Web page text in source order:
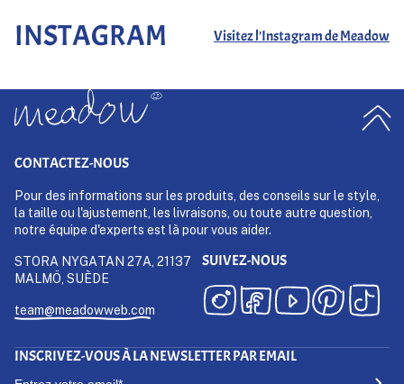
INSTAGRAM Visitez l'Instagram de Meadow
CONTACTEZ-NOUS
Pour des informations sur les produits, des conseils sur le style,
la taille ou l'ajustement, les livraisons, ou toute autre question,
notre équipe d'experts est là pour vous aider.
STORA NYGATAN 27A, 21137
MALMÖ, SUÈDE
team@meadowweb.com
SUIVEZ-NOUS
INSCRIVEZ-VOUS À LA NEWSLETTER PAR EMAIL